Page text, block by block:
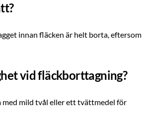
innan fläcken är helt borta, eftersom
vid fläckborttagning?
med mild tvål eller ett tvättmedel för